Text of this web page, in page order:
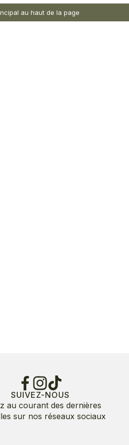
au haut de la page
SUIVEZ-NOUS
au courant des dernières
sur nos réseaux sociaux